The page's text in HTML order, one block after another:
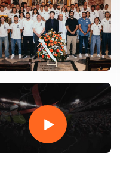
CF 6/8/2026